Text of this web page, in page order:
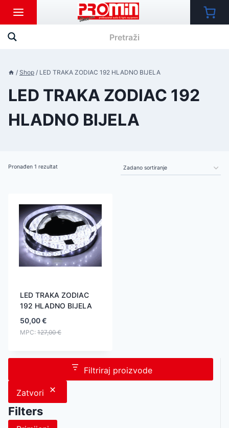
content
/ Shop / LED TRAKA ZODIAC 192 HLADNO BIJELA
LED TRAKA ZODIAC 192
HLADNO BIJELA
Pronađen 1 rezultat
LED TRAKA ZODIAC
192 HLADNO BIJELA
50,00€
MPC: 127,00€
Filtriraj proizvode
Zatvori
Filters